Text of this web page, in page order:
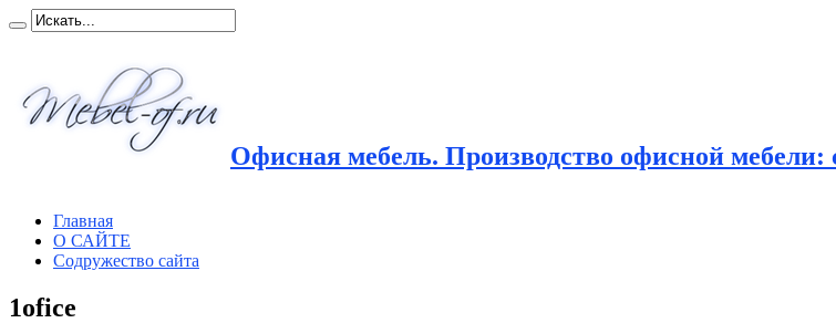
Офисная мебель. Производство офисной мебели:
Главная
О САЙТЕ
Содружество сайта
1ofice